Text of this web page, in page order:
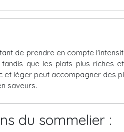
de prendre en compte
que les plats plus riches
et léger peut accompagner des
saveurs.
du sommelier :